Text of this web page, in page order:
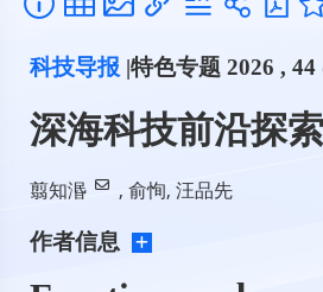
科技导报 |特色专题 2026 , 44
深海科技前沿探
翦知湣 , 俞恂, 汪品先
作者信息